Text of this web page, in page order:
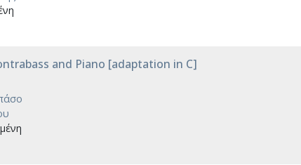
and Piano [adaptation in C]